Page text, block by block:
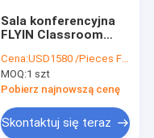
Sala konferencyjna
FLYIN Classroom
projektor laserowy
Dlp Ultrakrótki rzut
Cena:USD1580 /Pieces FOB Shenzhen
MOQ:1 szt
Pobierz najnowszą cenę
Skontaktuj się teraz